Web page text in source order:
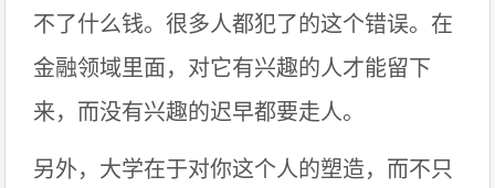
不了什么钱。很多人都犯了的这个错误。在
金融领域里面，对它有兴趣的人才能留下
来，而没有兴趣的迟早都要走人。
另外，大学在于对你这个人的塑造，而不只